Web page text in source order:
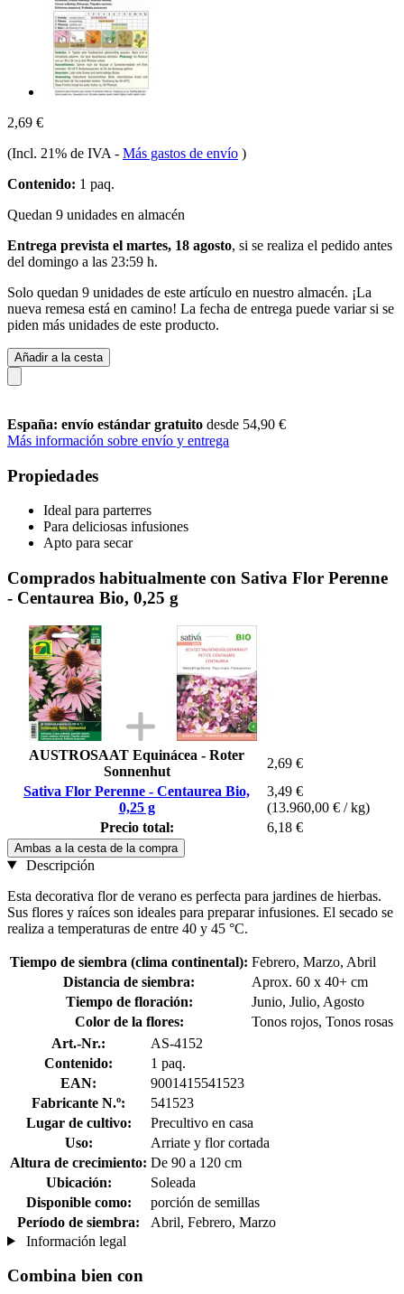
2,69 €
(Incl. 21% de IVA - Más gastos de envío )
Contenido: 1 paq.
Quedan 9 unidades en almacén
Entrega prevista el martes, 18 agosto, si se realiza el pedido antes
del domingo a las 23:59 h.
Solo quedan 9 unidades de este artículo en nuestro almacén. ¡La
nueva remesa está en camino! La fecha de entrega puede variar si se
piden más unidades de este producto.
Añadir a la cesta
España: envío estándar gratuito desde 54,90 €
Más información sobre envío y entrega
Propiedades
Ideal para parterres
Para deliciosas infusiones
Apto para secar
Comprados habitualmente con Sativa Flor Perenne
- Centaurea Bio, 0,25 g
AUSTROSAAT Equinácea - Roter
Sonnenhut
2,69 €
Sativa Flor Perenne - Centaurea Bio,
0,25 g
3,49 €
(13.960,00 € / kg)
Precio total:
6,18 €
Ambas a la cesta de la compra
Descripción
Esta decorativa flor de verano es perfecta para jardines de hierbas.
Sus flores y raíces son ideales para preparar infusiones. El secado se
realiza a temperaturas de entre 40 y 45 °C.
Tiempo de siembra (clima continental): Febrero, Marzo, Abril
Distancia de siembra:
Aprox. 60 x 40+ cm
Tiempo de floración:
Junio, Julio, Agosto
Color de la flores:
Tonos rojos, Tonos rosas
Art.-Nr.:
AS-4152
Contenido:
1 paq.
EAN:
9001415541523
Fabricante N.º:
541523
Lugar de cultivo:
Precultivo en casa
Uso:
Arriate y flor cortada
Altura de crecimiento: De 90 a 120 cm
Ubicación:
Soleada
Disponible como:
porción de semillas
Período de siembra:
Abril, Febrero, Marzo
Información legal
Combina bien con